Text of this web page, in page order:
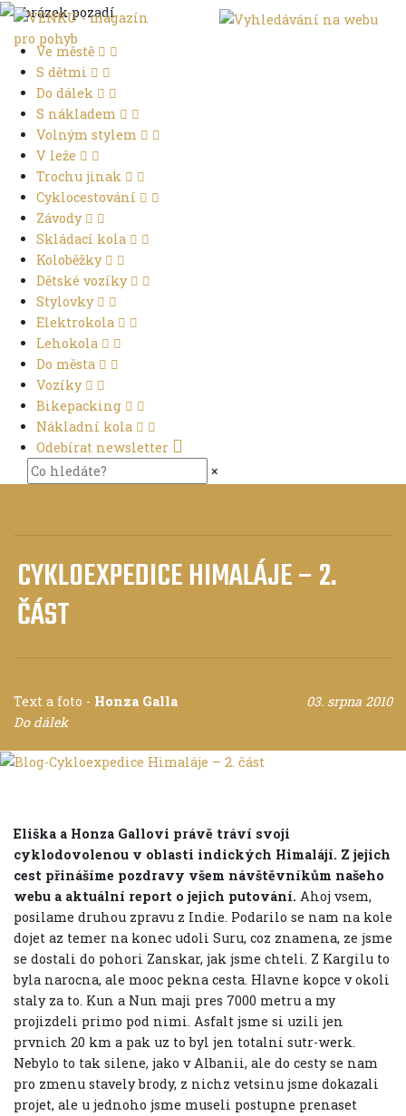
Ve městě
S dětmi
Do dálek
S nákladem
Volným stylem
V leže
Trochu jinak
Cyklocestování
Závody
Skládací kola
Koloběžky
Dětské vozíky
Stylovky
Elektrokola
Lehokola
Do města
Vozíky
Bikepacking
Nákladní kola
Odebírat newsletter
×
CYKLOEXPEDICE HIMALÁJE – 2.
ČÁST
Text a foto - Honza Galla
03. srpna 2010
Do dálek
Eliška a Honza Gallovi právě tráví svoji
cyklodovolenou v oblasti indických Himalájí. Z jejich
cest přinášíme pozdravy všem návštěvníkům našeho
webu a aktuální report o jejich putování. Ahoj vsem,
posilame druhou zpravu z Indie. Podarilo se nam na kole
dojet az temer na konec udoli Suru, coz znamena, ze jsme
se dostali do pohori Zanskar, jak jsme chteli. Z Kargilu to
byla narocna, ale mooc pekna cesta. Hlavne kopce v okoli
staly za to. Kun a Nun maji pres 7000 metru a my
projizdeli primo pod nimi. Asfalt jsme si uzili jen
prvnich 20 km a pak uz to byl jen totalni sutr-werk.
Nebylo to tak silene, jako v Albanii, ale do cesty se nam
pro zmenu stavely brody, z nichz vetsinu jsme dokazali
projet, ale u jednoho jsme museli postupne prenaset